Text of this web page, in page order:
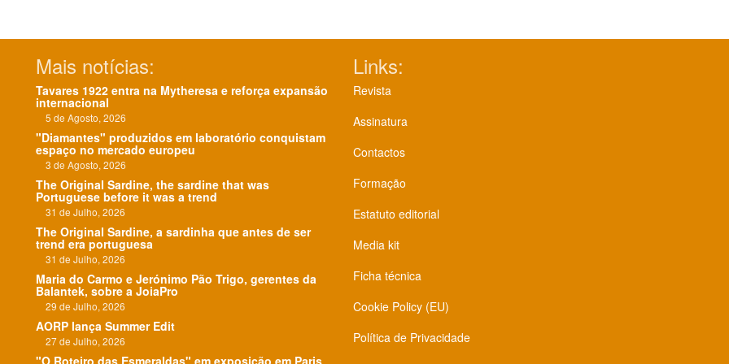
Mais notícias:
Tavares 1922 entra na Mytheresa e reforça expansão
internacional
5 de Agosto, 2026
"Diamantes" produzidos em laboratório conquistam
espaço no mercado europeu
3 de Agosto, 2026
The Original Sardine, the sardine that was
Portuguese before it was a trend
31 de Julho, 2026
The Original Sardine, a sardinha que antes de ser
trend era portuguesa
31 de Julho, 2026
Maria do Carmo e Jerónimo Pão Trigo, gerentes da
Balantek, sobre a JoiaPro
29 de Julho, 2026
AORP lança Summer Edit
27 de Julho, 2026
"O Roteiro das Esmeraldas" em exposição em Paris
Links:
Revista
Assinatura
Contactos
Formação
Estatuto editorial
Media kit
Ficha técnica
Cookie Policy (EU)
Política de Privacidade